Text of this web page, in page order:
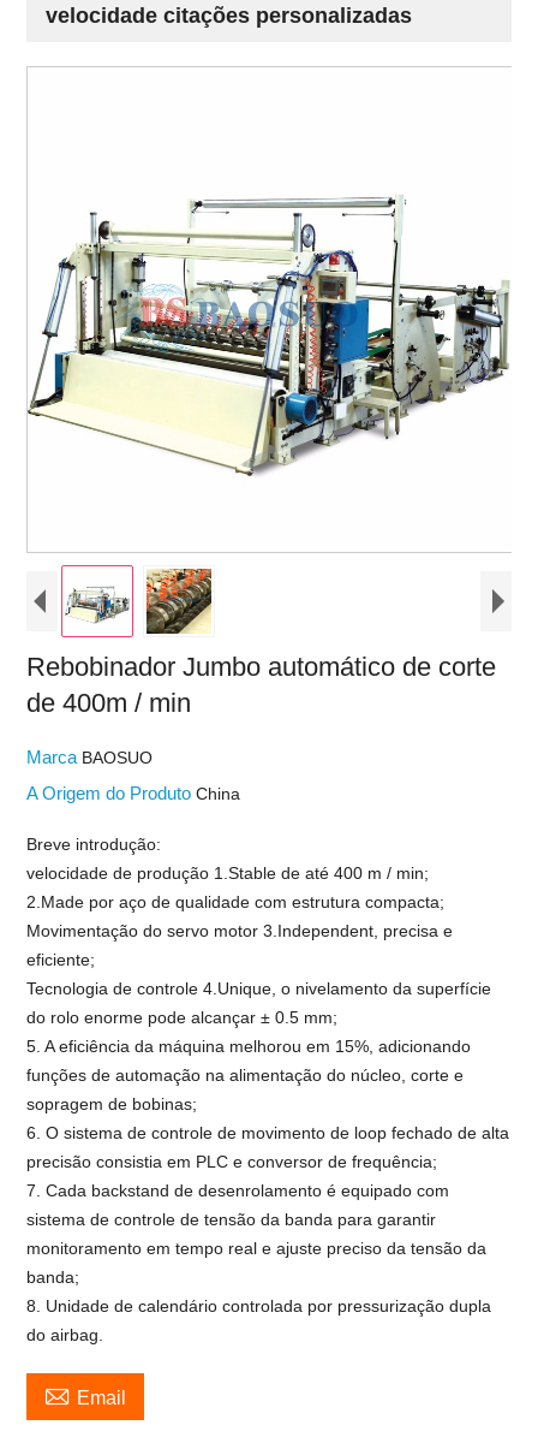
velocidade citações personalizadas
Rebobinador Jumbo automático de corte
de 400m / min
Marca BAOSUO
A Origem do ProdutoChina
Breve introdução:
velocidade de produção 1.Stable de até 400 m / min;
2.Made por aço de qualidade com estrutura compacta;
Movimentação do servo motor 3.Independent, precisa e
eficiente;
Tecnologia de controle 4.Unique, o nivelamento da superfície
do rolo enorme pode alcançar ± 0.5 mm;
5. A eficiência da máquina melhorou em 15%, adicionando
funções de automação na alimentação do núcleo, corte e
sopragem de bobinas;
6. O sistema de controle de movimento de loop fechado de alta
precisão consistia em PLC e conversor de frequência;
7. Cada backstand de desenrolamento é equipado com
sistema de controle de tensão da banda para garantir
monitoramento em tempo real e ajuste preciso da tensão da
banda;
8. Unidade de calendário controlada por pressurização dupla
do airbag.
 Email